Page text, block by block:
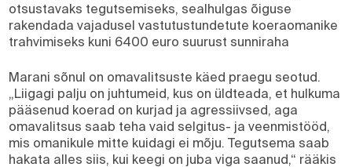
otsustavaks tegutsemiseks, sealhulgas õiguse
rakendada vajadusel vastutustundetute koeraomanike
trahvimiseks kuni 6400 euro suurust sunniraha
Marani sõnul on omavalitsuste käed praegu seotud.
„Liigagi palju on juhtumeid, kus on üldteada, et hulkuma
pääsenud koerad on kurjad ja agressiivsed, aga
omavalitsus saab teha vaid selgitus- ja veenmistööd,
mis omanikule mitte kuidagi ei mõju. Tegutsema saab
hakata alles siis, kui keegi on juba viga saanud,“ rääkis